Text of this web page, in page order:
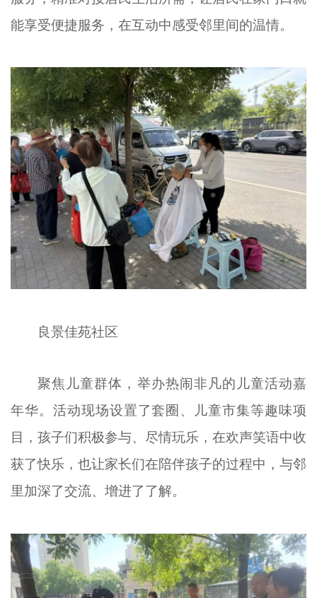
能享受便捷服务，在互动中感受邻里间的温情。
良景佳苑社区
聚焦儿童群体，举办热闹非凡的儿童活动嘉
年华。活动现场设置了套圈、儿童市集等趣味项
目，孩子们积极参与、尽情玩乐，在欢声笑语中收
获了快乐，也让家长们在陪伴孩子的过程中，与邻
里加深了交流、增进了了解。